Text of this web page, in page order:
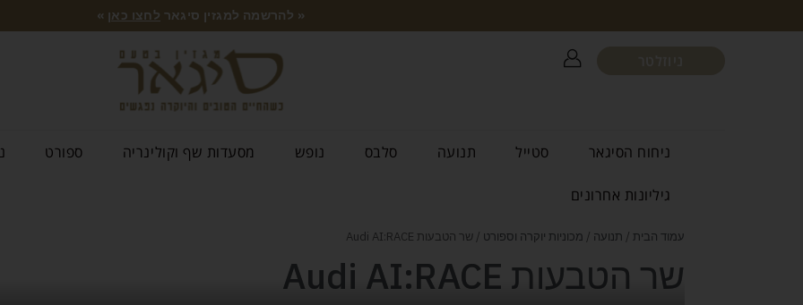
« להרשמה למגזין סיגאר לחצו כאן »
ניחוח הסיגאר סטייל תנועה סלבס נופש מסעדות שף וקולינריה ספורט
גיליונות אחרונים
עמוד הבית / תנועה / מכוניות יוקרה וספורט / שר הטבעות Audi AI:RACE
שר הטבעות Audi AI:RACE